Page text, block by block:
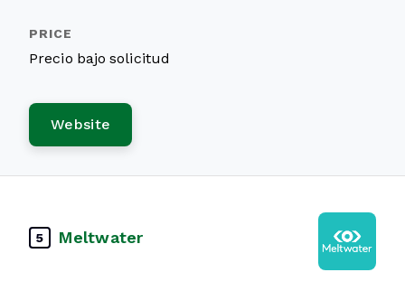
Precio bajo solicitud
Website
5 Meltwater